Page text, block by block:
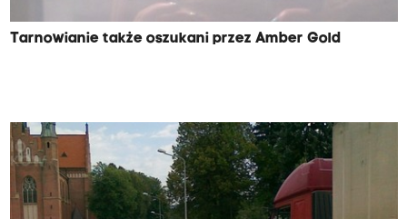
Tarnowianie także oszukani przez Amber Gold